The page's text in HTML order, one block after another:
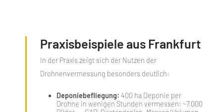
Praxisbeispiele aus Frankfurt
In der Praxis zeigt sich der Nutzen der
Drohnenvermessung besonders deutlich:
Deponiebefliegung: 400 ha Deponie per
Drohne in wenigen Stunden vermessen: ~7.000